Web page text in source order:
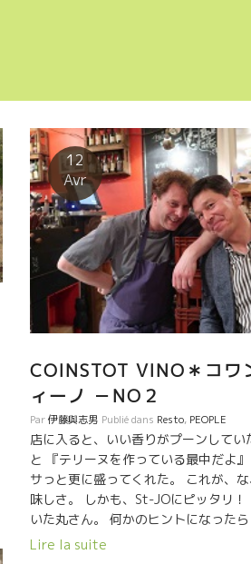
12
Avr
COINSTOT VINO＊コワ
ィーノ －NO２
Par伊藤與志男 Publié dans Resto, PEOPLE
店に入ると、いい香りがプーンしてい
と 『テリーヌを作っている最中だよ
サっと更に盛ってくれた。 これが、
味しさ。 しかも、St-JOにピッタリ
いた丸さん。 何かのヒントになった
フル回転で、Aux Amis の為にヒント
Lire la suite